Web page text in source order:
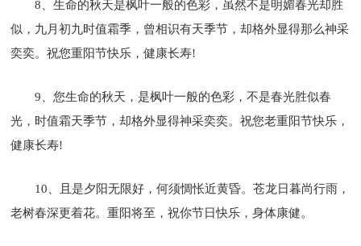
8、生命的秋天是枫叶一般的色彩，虽然不是明媚春光却胜
似，九月初九时值霜季，曾相识有天季节，却格外显得那么神采
奕奕。祝您重阳节快乐，健康长寿!
9、您生命的秋天，是枫叶一般的色彩，不是春光胜似春
光，时值霜天季节，却格外显得神采奕奕。祝您老重阳节快乐，
健康长寿!
10、且是夕阳无限好，何须惆怅近黄昏。苍龙日暮尚行雨，
老树春深更着花。重阳将至，祝你节日快乐，身体康健。